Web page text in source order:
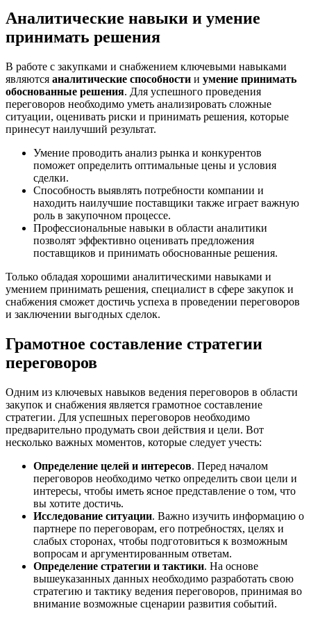
Аналитические навыки и умение
принимать решения
В работе с закупками и снабжением ключевыми навыками
являются аналитические способности и умение принимать
обоснованные решения. Для успешного проведения
переговоров необходимо уметь анализировать сложные
ситуации, оценивать риски и принимать решения, которые
принесут наилучший результат.
Умение проводить анализ рынка и конкурентов
поможет определить оптимальные цены и условия
сделки.
Способность выявлять потребности компании и
находить наилучшие поставщики также играет важную
роль в закупочном процессе.
Профессиональные навыки в области аналитики
позволят эффективно оценивать предложения
поставщиков и принимать обоснованные решения.
Только обладая хорошими аналитическими навыками и
умением принимать решения, специалист в сфере закупок и
снабжения сможет достичь успеха в проведении переговоров
и заключении выгодных сделок.
Грамотное составление стратегии
переговоров
Одним из ключевых навыков ведения переговоров в области
закупок и снабжения является грамотное составление
стратегии. Для успешных переговоров необходимо
предварительно продумать свои действия и цели. Вот
несколько важных моментов, которые следует учесть:
Определение целей и интересов. Перед началом
переговоров необходимо четко определить свои цели и
интересы, чтобы иметь ясное представление о том, что
вы хотите достичь.
Исследование ситуации. Важно изучить информацию о
партнере по переговорам, его потребностях, целях и
слабых сторонах, чтобы подготовиться к возможным
вопросам и аргументированным ответам.
Определение стратегии и тактики. На основе
вышеуказанных данных необходимо разработать свою
стратегию и тактику ведения переговоров, принимая во
внимание возможные сценарии развития событий.